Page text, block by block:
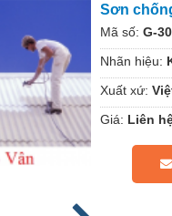
Sơn
Mã số: G-
Nhãn hiệu:
Xuất xứ:
Giá: Liên